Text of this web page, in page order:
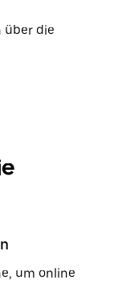
über die
um online